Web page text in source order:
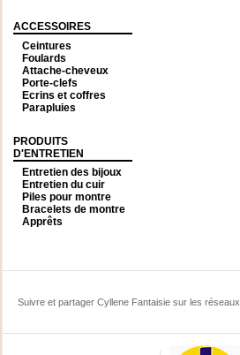
ACCESSOIRES
Ceintures
Foulards
Attache-cheveux
Porte-clefs
Ecrins et coffres
Parapluies
PRODUITS
D'ENTRETIEN
Entretien des bijoux
Entretien du cuir
Piles pour montre
Bracelets de montre
Apprêts
Suivre et partager Cyllene Fantaisie sur les